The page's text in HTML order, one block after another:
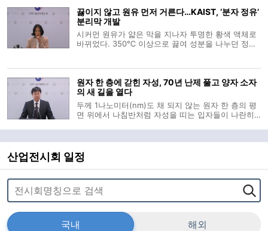
정 뇌세포에 직접 명령을 내리는
끓이지 않고 원유 먼저 거른다…KAIST, ‘분자 정유’
분리막 개발
시커먼 원유가 얇은 막을 지나자 투명한 황색 액체로
바뀌었다. 350℃ 이상으로 끓여 성분을 나누던 정유
유 같은 가벼운 성분을 먼저
원자 한 층에 갇힌 자성, 70년 난제 풀고 양자 소자
의 새 길을 열다
두께 1나노미터(nm)도 채 되지 않는 원자 한 층의 평
면 위에서 나침반처럼 자성을 띠는 입자들이 나란히
순간이다. 과학기술정보통신부는 20일 오전 박제근
서울대학교 물리천문학부 교수 연구
산업전시회 일정
국내 해외